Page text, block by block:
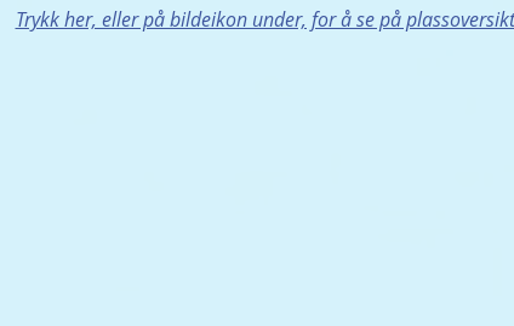
Trykk her, eller på bildeikon under, for å se på